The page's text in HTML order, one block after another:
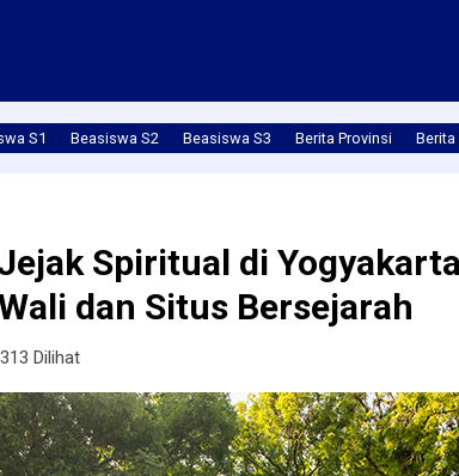
S1 Beasiswa S2 Beasiswa S3 Berita Provinsi Berita
Spiritual di
dan Situs Bersejarah
313 Dilihat